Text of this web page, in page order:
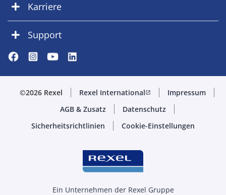
Karriere
Support
©2026 Rexel Rexel Internationalopen_in_new
Impressum
AGB & Zusatz
Datenschutz
Sicherheitsrichtlinien
Cookie-Einstellungen
Ein Unternehmen der Rexel Gruppe